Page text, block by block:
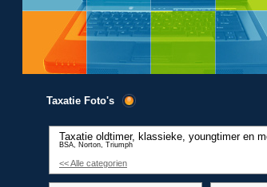
Taxatie Foto's
Taxatie oldtimer, klassieke, youngtimer en
BSA, Norton, Triumph
<< Alle categorien